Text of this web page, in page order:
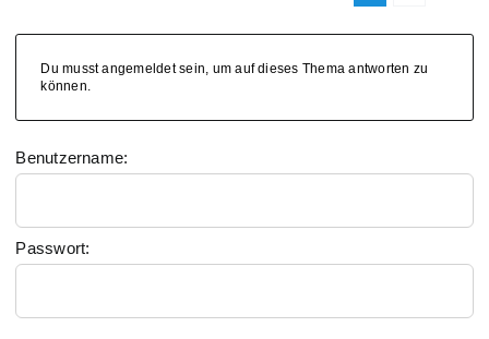
Du musst angemeldet sein, um auf dieses Thema antworten zu
können.
Benutzername:
Passwort: